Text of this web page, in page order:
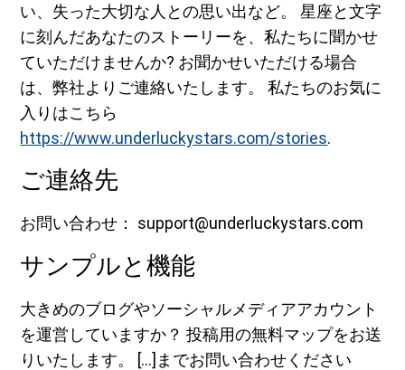
い、失った大切な人との思い出など。 星座と文字
に刻んだあなたのストーリーを、私たちに聞かせ
ていただけませんか? お聞かせいただける場合
は、弊社よりご連絡いたします。 私たちのお気に
入りはこちら
https://www.underluckystars.com/stories.
ご連絡先
お問い合わせ： support@underluckystars.com
サンプルと機能
大きめのブログやソーシャルメディアアカウント
を運営していますか？ 投稿用の無料マップをお送
りいたします。 [...]までお問い合わせください